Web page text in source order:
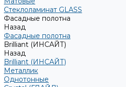
Стеклоламинат GLASS
Фасадные полотна
Назад
Фасадные полотна
Brilliant (ИНСАЙТ)
Назад
Brilliant (ИНСАЙТ)
Металлик
Однотонные